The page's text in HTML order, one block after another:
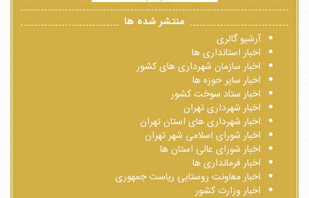
منتشر شده ها
آرشیو گالری
اخبار استانداری ها
اخبار سازمان شهرداری های کشور
اخبار سایر حوزه ها
اخبار ستاد سوخت کشور
اخبار شهرداری تهران
اخبار شهرداری های استان تهران
اخبار شورای اسلامی شهر تهران
اخبار شورای عالی استان ها
اخبار فرمانداری ها
اخبار معاونت روستایی ریاست جمهوری
اخبار وزارت کشور